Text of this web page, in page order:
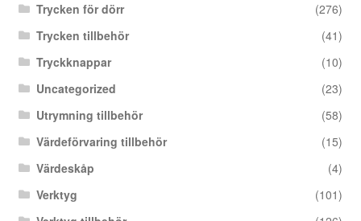
Trycken för dörr
(276)
Trycken tillbehör
(41)
Tryckknappar
(10)
Uncategorized
(23)
Utrymning tillbehör
(58)
Värdeförvaring tillbehör
(15)
Värdeskåp
(4)
Verktyg
(101)